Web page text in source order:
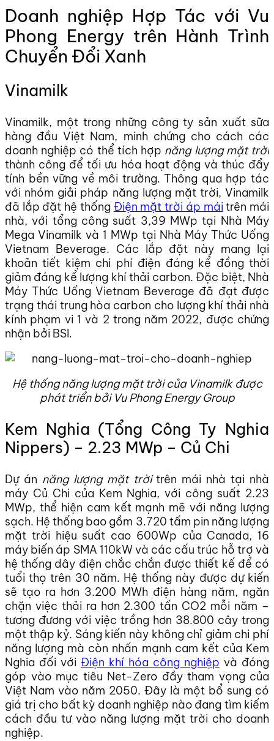
Doanh nghiệp Hợp Tác với Vu
Phong Energy trên Hành Trình
Chuyển Đổi Xanh
Vinamilk
Vinamilk, một trong những công ty sản xuất sữa
hàng đầu Việt Nam, minh chứng cho cách các
doanh nghiệp có thể tích hợp năng lượng mặt trời
thành công để tối ưu hóa hoạt động và thúc đẩy
tính bền vững về môi trường. Thông qua hợp tác
với nhóm giải pháp năng lượng mặt trời, Vinamilk
đã lắp đặt hệ thống Điện mặt trời áp mái trên mái
nhà, với tổng công suất 3,39 MWp tại Nhà Máy
Mega Vinamilk và 1 MWp tại Nhà Máy Thức Uống
Vietnam Beverage. Các lắp đặt này mang lại
khoản tiết kiệm chi phí điện đáng kể đồng thời
giảm đáng kể lượng khí thải carbon. Đặc biệt, Nhà
Máy Thức Uống Vietnam Beverage đã đạt được
trạng thái trung hòa carbon cho lượng khí thải nhà
kính phạm vi 1 và 2 trong năm 2022, được chứng
nhận bởi BSI.
Hệ thống năng lượng mặt trời của Vinamilk được
phát triển bởi Vu Phong Energy Group
Kem Nghia (Tổng Công Ty Nghia
Nippers) – 2.23 MWp – Củ Chi
Dự án năng lượng mặt trờitrên mái nhà tại nhà
máy Củ Chi của Kem Nghia, với công suất 2.23
MWp, thể hiện cam kết mạnh mẽ với năng lượng
sạch. Hệ thống bao gồm 3.720 tấm pin năng lượng
mặt trời hiệu suất cao 600Wp của Canada, 16
máy biến áp SMA 110kW và các cấu trúc hỗ trợ và
hệ thống dây điện chắc chắn được thiết kế để có
tuổi thọ trên 30 năm. Hệ thống này được dự kiến
sẽ tạo ra hơn 3.200 MWh điện hàng năm, ngăn
chặn việc thải ra hơn 2.300 tấn CO2 mỗi năm –
tương đương với việc trồng hơn 38.800 cây trong
một thập kỷ. Sáng kiến này không chỉ giảm chi phí
năng lượng mà còn nhấn mạnh cam kết của Kem
Nghia đối với Điện khí hóa công nghiệp và đóng
góp vào mục tiêu Net-Zero đầy tham vọng của
Việt Nam vào năm 2050. Đây là một bổ sung có
giá trị cho bất kỳ doanh nghiệp nào đang tìm kiếm
cách đầu tư vào năng lượng mặt trời cho doanh
nghiệp.